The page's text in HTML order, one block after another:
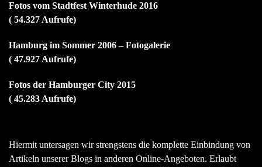
Fotos vom Stadtfest Winterhude 2016
( 54.327 Aufrufe)
Hamburg im Sommer 2006 – Fotogalerie
( 47.927 Aufrufe)
Fotos der Hamburger City 2015
( 45.283 Aufrufe)
Hiermit untersagen wir strengstens die komplette Einbindung von
Artikeln unserer Blogs in anderen Online-Angeboten. Erlaubt